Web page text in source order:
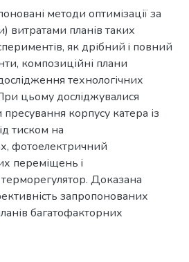
методи оптимізації за
витратами планів таких
як дрібний i повний
композиційні плани
технологічних
цьому досліджувалися
корпусу катера із
тиском на
фотоелектричний
переміщень i
Доказана
запропонованих
багатофакторних